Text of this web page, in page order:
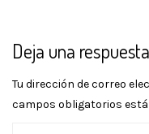
Deja una respuesta
Tu dirección de correo
campos obligatorios